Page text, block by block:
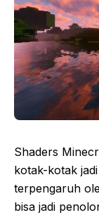
Shaders
kotak-kotak
terpengaruh
bisa jadi